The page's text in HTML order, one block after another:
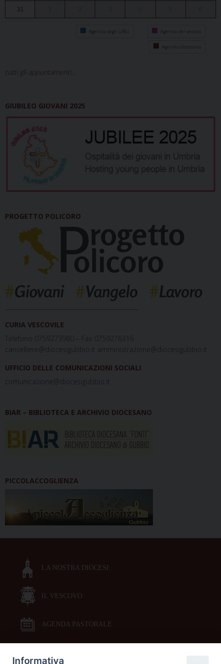
31
Agenda degli uffici Agenda del vescovo
Agenda diocesana
tutti gli appuntamenti...
GIUBILEO GIOVANI 2025
PROGETTO POLICORO
CURIA VESCOVILE
Telefono 0759273980 – Fax 0759276316
cancelliere@diocesigubbio.it amministrazione@diocesigubbio.it
UFFICIO DELLE COMUNICAZIONI SOCIALI
comunicazione@diocesigubbio.it
BIAR – BIBLIOTECA E ARCHIVIO DIOCESANO
PICCOLACCOGLIENZA
LA NOSTRA DIOCESI
IL VESCOVO
AGENDA PASTORALE
Informativa